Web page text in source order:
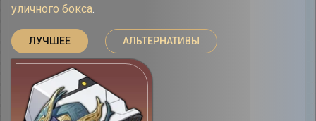
уличного бокса.
ЛУЧШЕЕ АЛЬТЕРНАТИВЫ